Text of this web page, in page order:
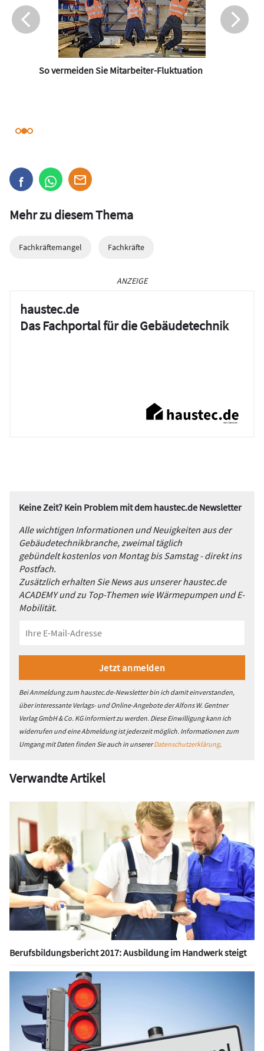
So vermeiden Sie Mitarbeiter-Fluktuation
Mehr zu diesem Thema
Fachkräftemangel Fachkräfte
ANZEIGE
haustec.de
Das Fachportal für die Gebäudetechnik
Keine Zeit? Kein Problem mit dem haustec.de Newsletter
Alle wichtigen Informationen und Neuigkeiten aus der
Gebäudetechnikbranche, zweimal täglich
gebündelt kostenlos von Montag bis Samstag - direkt ins
Postfach.
Zusätzlich erhalten Sie News aus unserer haustec.de
ACADEMY und zu Top-Themen wie Wärmepumpen und E-
Mobilität.
Bei Anmeldung zum haustec.de-Newsletter bin ich damit einverstanden,
über interessante Verlags- und Online-Angebote der Alfons W. Gentner
Verlag GmbH & Co. KG informiert zu werden. Diese Einwilligung kann ich
widerrufen und eine Abmeldung ist jederzeit möglich. Informationen zum
Umgang mit Daten finden Sie auch in unsererDatenschutzerklärung.
Verwandte Artikel
Berufsbildungsbericht 2017: Ausbildung im Handwerk steigt